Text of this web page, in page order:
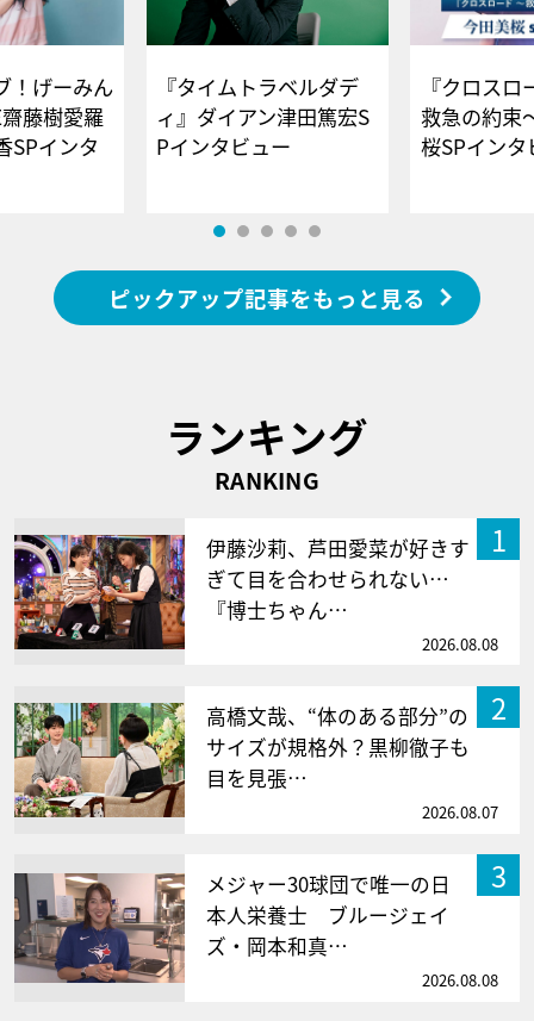
！げーみん
藤樹愛羅
SPインタ
『タイムトラベルダデ
ィ』ダイアン津田篤宏S
Pインタビュー
『クロス
救急の約束
桜SPイ
ピックアップ記事をもっと見る
ランキング
RANKING
1
伊藤沙莉、芦田愛菜が好きす
ぎて目を合わせられない…
『博士ちゃん…
2026.08.08
2
高橋文哉、“体のある部分”の
サイズが規格外？黒柳徹子も
目を見張…
2026.08.07
3
メジャー30球団で唯一の日
本人栄養士 ブルージェイ
ズ・岡本和真…
2026.08.08